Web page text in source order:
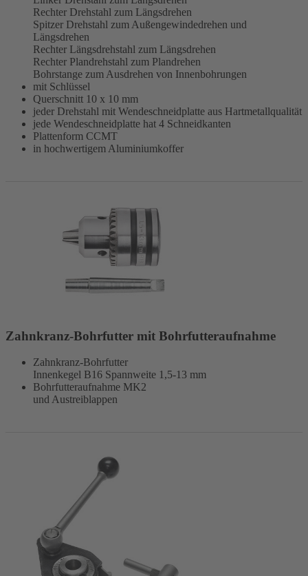
Rechter Drehstahl zum Längsdrehen
Spitzer Drehstahl zum Außengewindedrehen und
Längsdrehen
Rechter Längsdrehstahl zum Längsdrehen
Rechter Plandrehstahl zum Plandrehen
Bohrstange zum Ausdrehen von Innenbohrungen
mit Schlüssel
Querschnitt 10 x 10 mm
jeder Drehstahl mit Wendeschneidplatte aus Hartmetallqualität
jede Wendeschneidplatte hat 4 Schneidkanten
Plattenform CCMT
in hochwertigem Aluminiumkoffer
Zahnkranz-Bohrfutter mit Bohrfutteraufnahme
Zahnkranz-Bohrfutter
Innenkegel B16 Spannweite 1,5-13 mm
Bohrfutteraufnahme MK2
und Austreiblappen